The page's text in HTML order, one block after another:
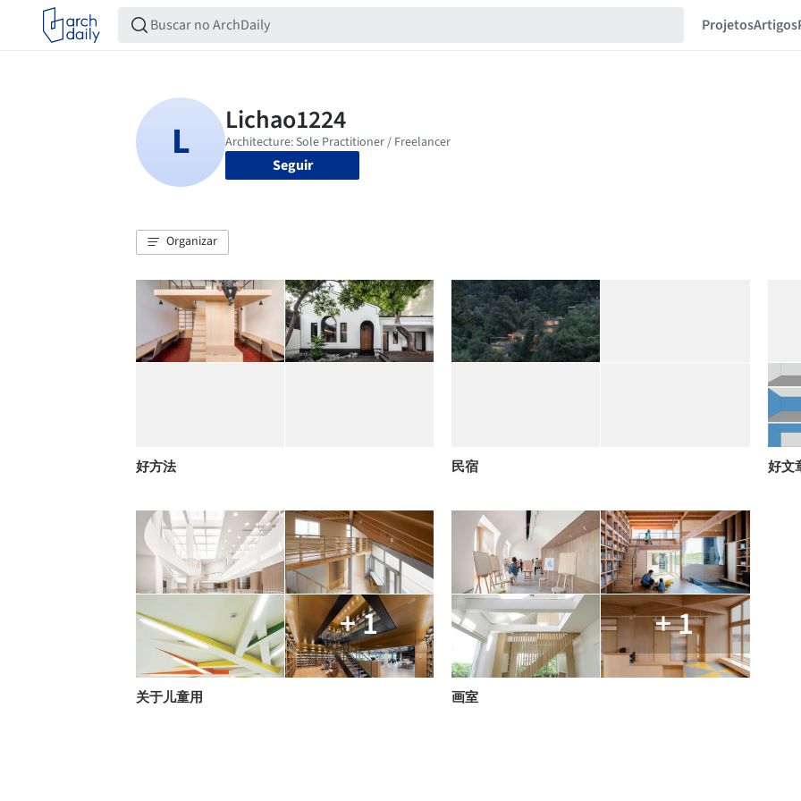
ProjetosArtigos
Seguir
Organizar
好方法 民宿 好文
+ 1
关于儿童用
+ 1
画室